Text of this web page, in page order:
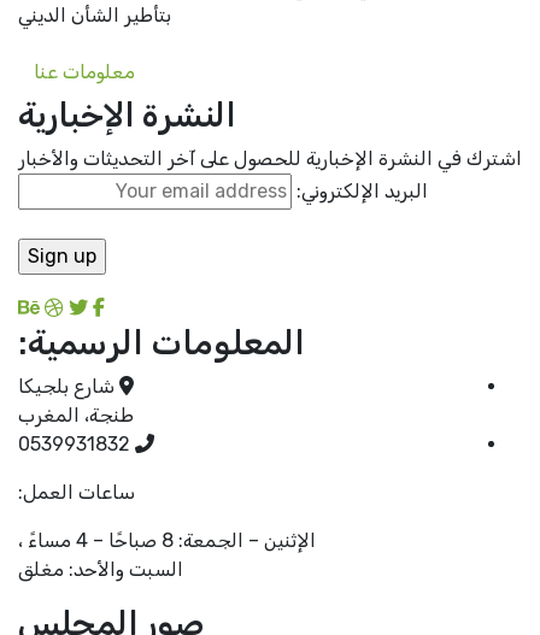
بتأطير الشأن الديني
معلومات عنا
النشرة الإخبارية
اشترك في النشرة الإخبارية للحصول على آخر التحديثات والأخبار
البريد الإلكتروني:
المعلومات الرسمية:
شارع بلجيكا
طنجة، المغرب
0539931832
ساعات العمل:
الإثنين – الجمعة: 8 صباحًا – 4 مساءً ،
السبت والأحد: مغلق
صور المجلس